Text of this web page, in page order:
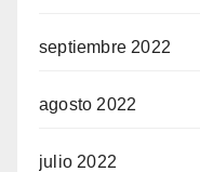
septiembre 2022
agosto 2022
julio 2022